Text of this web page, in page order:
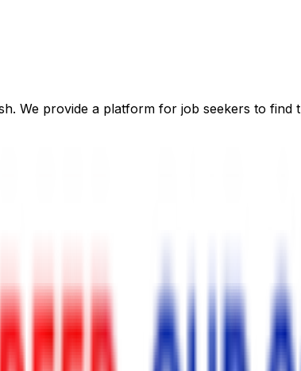
We provide a platform for job seekers to